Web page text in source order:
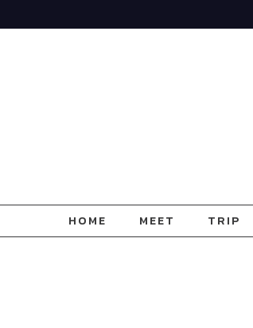
HOME MEET TRIP